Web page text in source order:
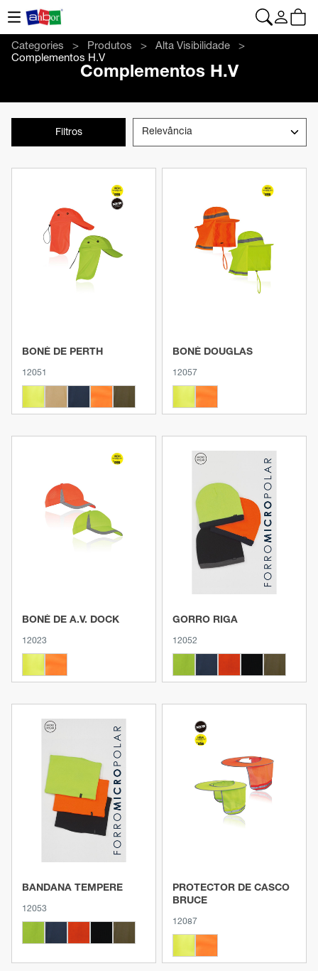
Categories Produtos
Alta Visibilidade
Complementos H.V
Complementos H.V
Filtros
Ver produto
BONÉ DE PERTH
12051
Ver produto
BONÉ DOUGLAS
12057
Ver produto
BONÉ DE A.V. DOCK
12023
Ver produto
GORRO RIGA
12052
Ver produto
BANDANA TEMPERE
12053
Ver produto
PROTECTOR DE CASCO
BRUCE
12087